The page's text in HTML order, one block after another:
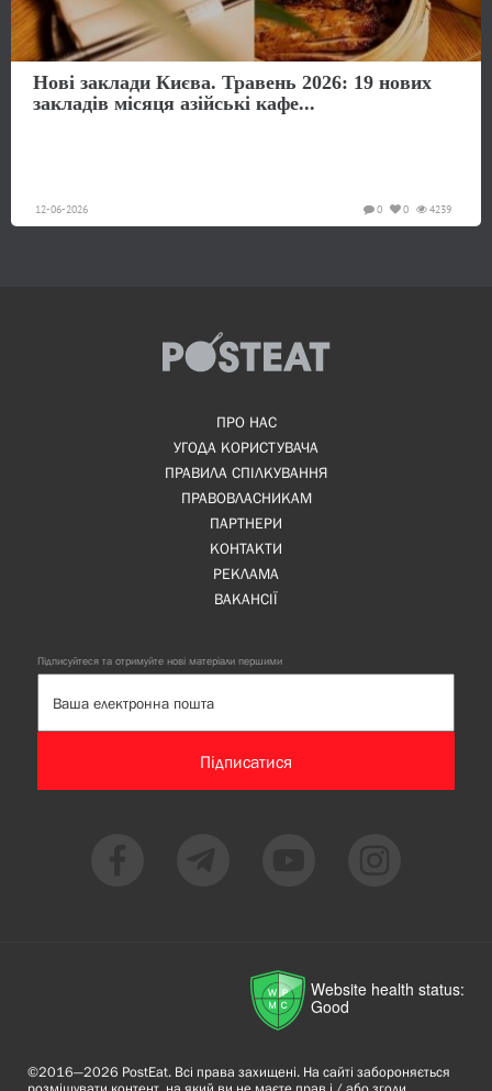
Нові заклади Києва. Травень 2026: 19 нових
закладів місяця азійські кафе...
12-06-2026 4239
0
0
ПРО НАС
УГОДА КОРИСТУВАЧА
ПРАВИЛА СПІЛКУВАННЯ
ПРАВОВЛАСНИКАМ
ПАРТНЕРИ
КОНТАКТИ
РЕКЛАМА
ВАКАНСІЇ
Підписуйтеся та отримуйте нові матеріали першими
Підписатися
Website health status:
Good
©2016—2026 PostEat. Всі права захищені. На сайті забороняється